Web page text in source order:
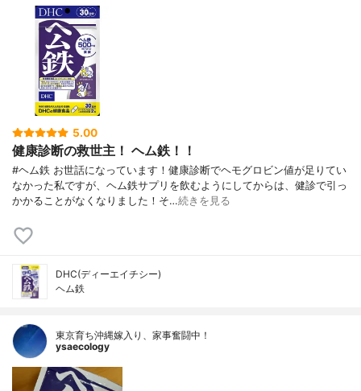
5.00
健康診断の救世主！ ヘム鉄！！
#ヘム鉄 お世話になっています！健康診断でヘモグロビン値が足りてい
なかった私ですが、ヘム鉄サプリを飲むようにしてからは、健診で引っ
かかることがなくなりました！そ…続きを見る
DHC(ディーエイチシー)
ヘム鉄
東京育ち沖縄嫁入り、家事奮闘中！
ysaecology